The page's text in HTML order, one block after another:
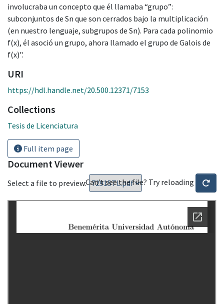
involucraba un concepto que él llamaba “grupo”:
subconjuntos de Sn que son cerrados bajo la multiplicación
(en nuestro lenguaje, subgrupos de Sn). Para cada polinomio
f(x), él asoció un grupo, ahora llamado el grupo de Galois de
f(x)".
URI
https://hdl.handle.net/20.500.12371/7153
Collections
Tesis de Licenciatura
Full item page
Document Viewer
Select a file to preview:Can't see the file? Try reloading